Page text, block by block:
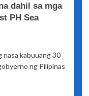
dahil sa mga
PH Sea
nasa kabuuang 30
ng Pilipinas